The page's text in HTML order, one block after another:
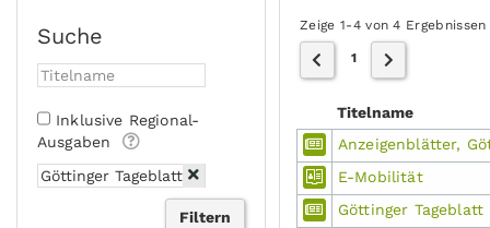
Suche
Inklusive Regional-
Ausgaben
Zeige 1-4 von 4 Ergebnissen
1
Titelname
Anzeigenblätter,
E-Mobilität
Göttinger